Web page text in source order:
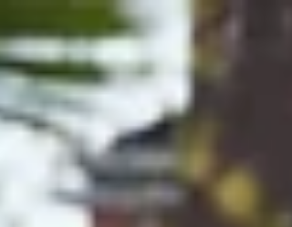
Située à Saint-Dié-des-Vosges, elle a été
autour d’une vision simple : proposer une
médecine vétérinaire de qualité, fondée sur
l’écoute, la confiance et une prise en charge
personnalisée de chaque animal. Le nom
Nexane, inspiré du latin et signifiant « lien »,
traduit la philosophie de la clinique :
et accompagner le lien unique qui unit